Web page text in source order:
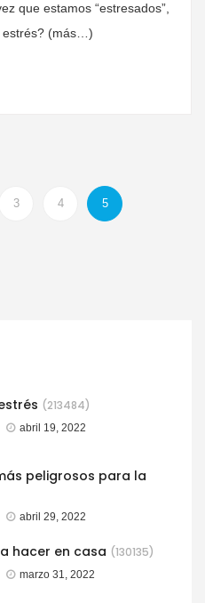
que estamos “estresados”,
estrés? (más…)
3 4 5
(213484)
abril 19, 2022
peligrosos para la
abril 29, 2022
hacer en casa (130135)
marzo 31, 2022